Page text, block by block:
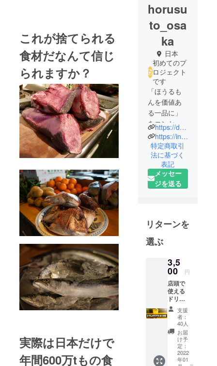
これが捨てられる
食材だなんて信じ
られますか？
実際は日本だけで
年間600万tもの食
horusu
to_osa
ka
日本
初めてのプ
ロジェクト
です
「ほうるも
んを価値あ
る一品に」
をコンセプ
トに規格外
野菜や未利
用魚などの
ロス食材を
価値ある一
品として提
2022年1月上
旬、大阪に
同コンセプ
を店舗化し
ます！！
≪活動実績
自主開催イ
ベント
50回以上
イベント出
店 15回
https://drive.google.com/file/d/19MdxEemkGX4fNA-LonIW_8q1Gm4j2fM5/view?usp=sharing
https://instagram.com/horusuto_osaka?utm_medium=copy_link
特定商取引
法に基づく
表記
メッセー
ジを送る
リターンを
選ぶ
3,5
00 円
店頭で
使える
ドリン
クチ
ケット8
枚。 ロ
スフ
ルーツ
を使っ
たフ
ルーツ
支援
者：
40人
お届
け予
定：
2022
年01